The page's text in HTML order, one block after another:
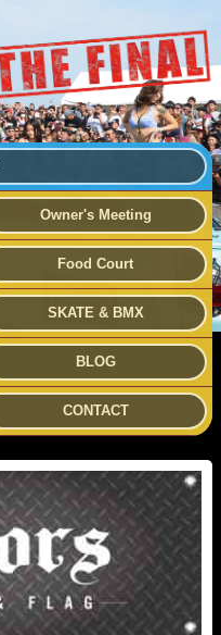
Owner's Meeting
Food Court
SKATE & BMX
BLOG
CONTACT